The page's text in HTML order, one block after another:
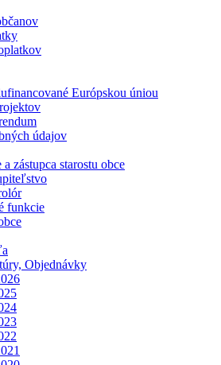
Európskou úniou
údajov
a zástupca starostu obce
funkcie
Objednávky